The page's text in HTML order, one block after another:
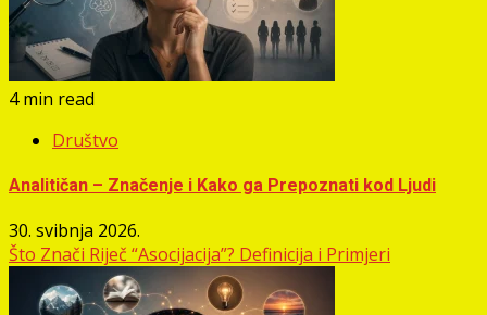
4 min read
Društvo
Analitičan – Značenje i Kako ga Prepoznati kod Ljudi
30. svibnja 2026.
Što Znači Riječ “Asocijacija”? Definicija i Primjeri